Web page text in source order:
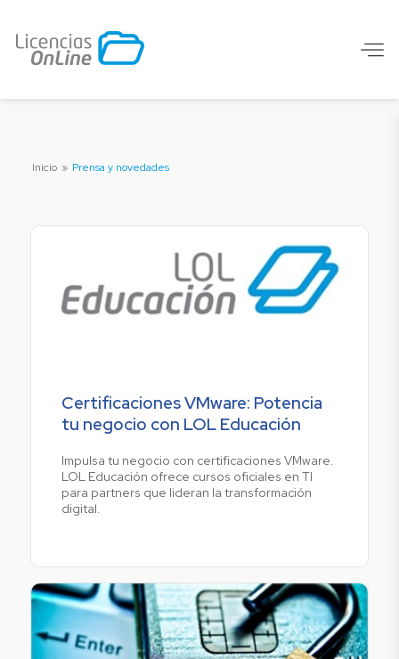
Inicio » Prensa y novedades
Certificaciones VMware: Potencia
tu negocio con LOL Educación
Impulsa tu negocio con certificaciones VMware.
LOL Educación ofrece cursos oficiales en TI
para partners que lideran la transformación
digital.